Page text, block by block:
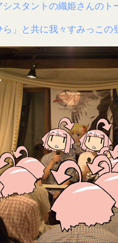
スタントの織姫さんのト
ら」と共に我々すみっこ